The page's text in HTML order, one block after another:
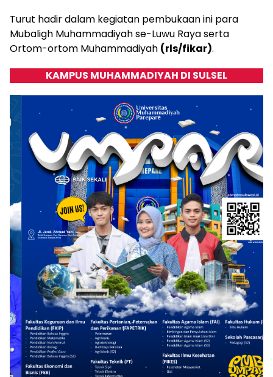
Turut hadir dalam kegiatan pembukaan ini para
Mubaligh Muhammadiyah se-Luwu Raya serta
Ortom-ortom Muhammadiyah (rls/fikar).
KAMPUS MUHAMMADIYAH DI SULSEL